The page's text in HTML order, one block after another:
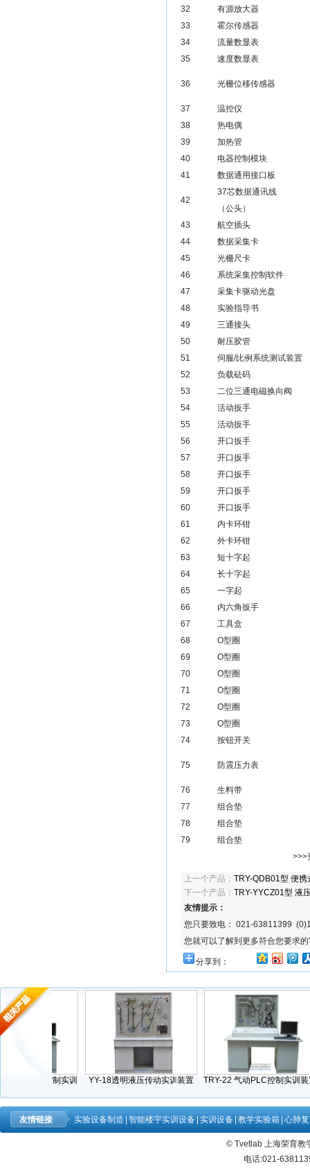
32
有源放大器
33
霍尔传感器
34
流量数显表
35
速度数显表
36 光栅位移传感器
37
温控仪
38
热电偶
39
加热管
40
电器控制模块
41
数据通用接口板
42
37芯数据通讯线
（公头）
43
航空插头
44
数据采集卡
45
光栅尺卡
46
系统采集控制软件
47
采集卡驱动光盘
48
实验指导书
49
三通接头
50
耐压胶管
51
伺服/比例系统测试装置
52
负载砝码
53
二位三通电磁换向阀
54
活动扳手
55
活动扳手
56
开口扳手
57
开口扳手
58
开口扳手
59
开口扳手
60
开口扳手
61
内卡环钳
62
外卡环钳
63
短十字起
64
长十字起
65
一字起
66
内六角扳手
67
工具盒
68
O型圈
69
O型圈
70
O型圈
71
O型圈
72
O型圈
73
O型圈
74
按钮开关
75 防震压力表
76
生料带
77
组合垫
78
组合垫
79
组合垫
>>>
上一个产品： TRY-QDB01型 便携
下一个产品： TRY-YYCZ01型 液
友情提示：
您只要致电： 021-63811399
您就可以了解到更多符合您要求的
分享到：
YY-18透明液压传动实训装置 TRY-22 气动PLC控制实训装置
友情链接 实验设备制造 智能楼宇实训设备 实训设备 教学实验箱 心肺
© Tvetlab 上海荣育教
电话:021-